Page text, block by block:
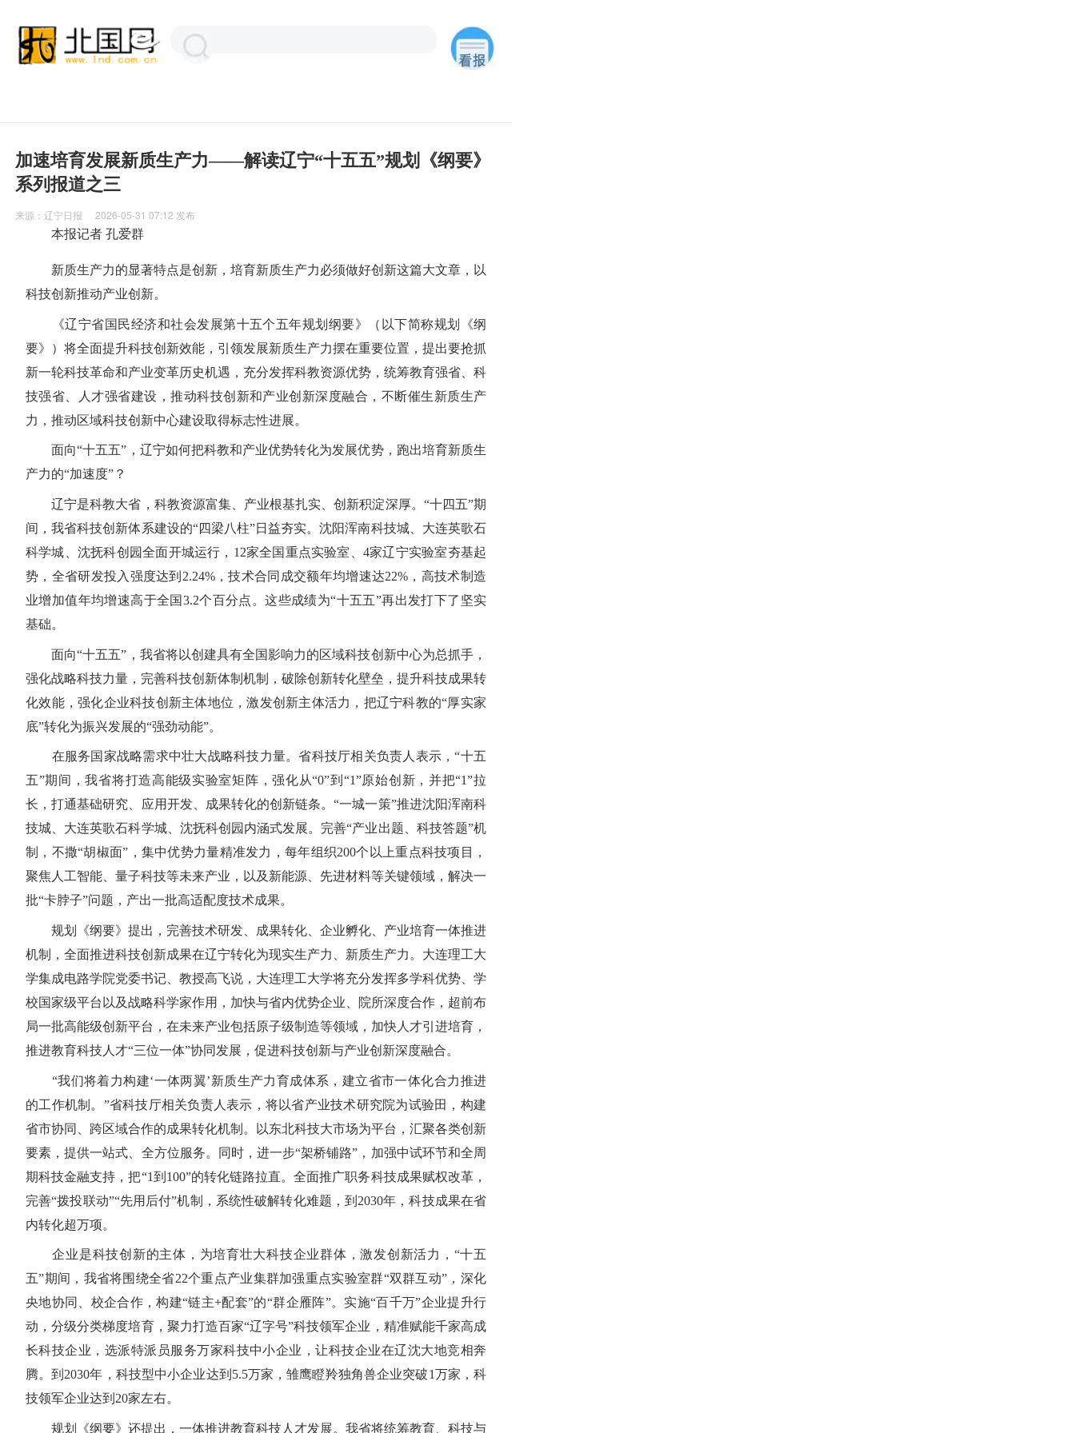
加速培育发展新质生产力——解读辽宁“十五五”规划《纲要》
系列报道之三
来源：辽宁日报 2026-05-31 07:12 发布
本报记者 孔爱群
新质生产力的显著特点是创新，培育新质生产力必须做好创新这篇大文章，以
科技创新推动产业创新。
《辽宁省国民经济和社会发展第十五个五年规划纲要》（以下简称规划《纲
要》）将全面提升科技创新效能，引领发展新质生产力摆在重要位置，提出要抢抓
新一轮科技革命和产业变革历史机遇，充分发挥科教资源优势，统筹教育强省、科
技强省、人才强省建设，推动科技创新和产业创新深度融合，不断催生新质生产
力，推动区域科技创新中心建设取得标志性进展。
面向“十五五”，辽宁如何把科教和产业优势转化为发展优势，跑出培育新质生
产力的“加速度”？
辽宁是科教大省，科教资源富集、产业根基扎实、创新积淀深厚。“十四五”期
间，我省科技创新体系建设的“四梁八柱”日益夯实。沈阳浑南科技城、大连英歌石
科学城、沈抚科创园全面开城运行，12家全国重点实验室、4家辽宁实验室夯基起
势，全省研发投入强度达到2.24%，技术合同成交额年均增速达22%，高技术制造
业增加值年均增速高于全国3.2个百分点。这些成绩为“十五五”再出发打下了坚实
基础。
面向“十五五”，我省将以创建具有全国影响力的区域科技创新中心为总抓手，
强化战略科技力量，完善科技创新体制机制，破除创新转化壁垒，提升科技成果转
化效能，强化企业科技创新主体地位，激发创新主体活力，把辽宁科教的“厚实家
底”转化为振兴发展的“强劲动能”。
在服务国家战略需求中壮大战略科技力量。省科技厅相关负责人表示，“十五
五”期间，我省将打造高能级实验室矩阵，强化从“0”到“1”原始创新，并把“1”拉
长，打通基础研究、应用开发、成果转化的创新链条。“一城一策”推进沈阳浑南科
技城、大连英歌石科学城、沈抚科创园内涵式发展。完善“产业出题、科技答题”机
制，不撒“胡椒面”，集中优势力量精准发力，每年组织200个以上重点科技项目，
聚焦人工智能、量子科技等未来产业，以及新能源、先进材料等关键领域，解决一
批“卡脖子”问题，产出一批高适配度技术成果。
规划《纲要》提出，完善技术研发、成果转化、企业孵化、产业培育一体推进
机制，全面推进科技创新成果在辽宁转化为现实生产力、新质生产力。大连理工大
学集成电路学院党委书记、教授高飞说，大连理工大学将充分发挥多学科优势、学
校国家级平台以及战略科学家作用，加快与省内优势企业、院所深度合作，超前布
局一批高能级创新平台，在未来产业包括原子级制造等领域，加快人才引进培育，
推进教育科技人才“三位一体”协同发展，促进科技创新与产业创新深度融合。
“我们将着力构建‘一体两翼’新质生产力育成体系，建立省市一体化合力推进
的工作机制。”省科技厅相关负责人表示，将以省产业技术研究院为试验田，构建
省市协同、跨区域合作的成果转化机制。以东北科技大市场为平台，汇聚各类创新
要素，提供一站式、全方位服务。同时，进一步“架桥铺路”，加强中试环节和全周
期科技金融支持，把“1到100”的转化链路拉直。全面推广职务科技成果赋权改革，
完善“拨投联动”“先用后付”机制，系统性破解转化难题，到2030年，科技成果在省
内转化超万项。
企业是科技创新的主体，为培育壮大科技企业群体，激发创新活力，“十五
五”期间，我省将围绕全省22个重点产业集群加强重点实验室群“双群互动”，深化
央地协同、校企合作，构建“链主+配套”的“群企雁阵”。实施“百千万”企业提升行
动，分级分类梯度培育，聚力打造百家“辽字号”科技领军企业，精准赋能千家高成
长科技企业，选派特派员服务万家科技中小企业，让科技企业在辽沈大地竞相奔
腾。到2030年，科技型中小企业达到5.5万家，雏鹰瞪羚独角兽企业突破1万家，科
技领军企业达到20家左右。
规划《纲要》还提出，一体推进教育科技人才发展。我省将统筹教育、科技与